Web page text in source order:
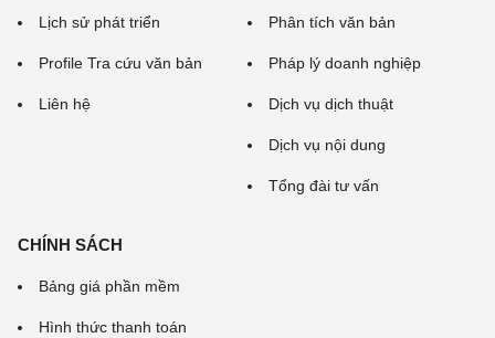
Lịch sử phát triển
Profile Tra cứu văn bản
Liên hệ
Phân tích văn bản
Pháp lý doanh nghiệp
Dịch vụ dịch thuật
Dịch vụ nội dung
Tổng đài tư vấn
CHÍNH SÁCH
Bảng giá phần mềm
Hình thức thanh toán